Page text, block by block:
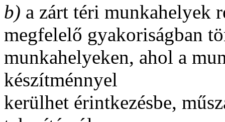
b) a zárt téri munkahelyek
megfelelő gyakoriságban
munkahelyeken, ahol a
készítménnyel
kerülhet érintkezésbe,